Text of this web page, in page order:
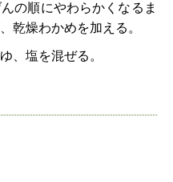
の順にやわらかくなるま
乾燥わかめを加える。
、塩を混ぜる。